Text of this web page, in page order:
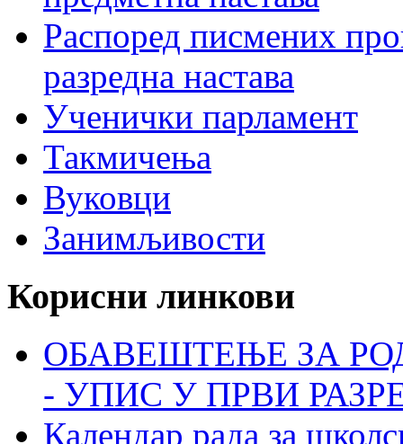
Распоред писмених
разредна настава
Ученички парламент
Такмичења
Вуковци
Занимљивости
Корисни линкови
ОБАВЕШТЕЊЕ ЗА
- УПИС У ПРВИ
Календар рада за